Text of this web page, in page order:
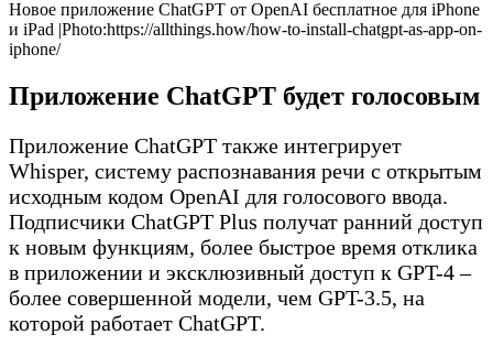
Новое приложение ChatGPT от OpenAI бесплатное для iPhone
и iPad |Photo:https://allthings.how/how-to-install-chatgpt-as-app-on-
iphone/
Приложение ChatGPT будет голосовым
Приложение ChatGPT также интегрирует
Whisper, систему распознавания речи с открытым
исходным кодом OpenAI для голосового ввода.
Подписчики ChatGPT Plus получат ранний доступ
к новым функциям, более быстрое время отклика
в приложении и эксклюзивный доступ к GPT-4 –
более совершенной модели, чем GPT-3.5, на
которой работает ChatGPT.